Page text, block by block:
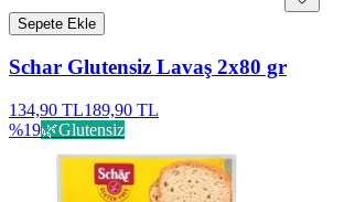
Sepete Ekle
Schar Glutensiz Lavaş 2x80 gr
134,90 TL189,90 TL
%19🌿Glutensiz